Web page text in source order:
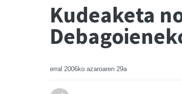
Kudeaketa
erral 2006ko azaroaren 29a